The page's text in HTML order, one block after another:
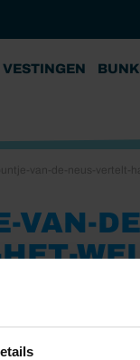
VESTINGEN
VAN-